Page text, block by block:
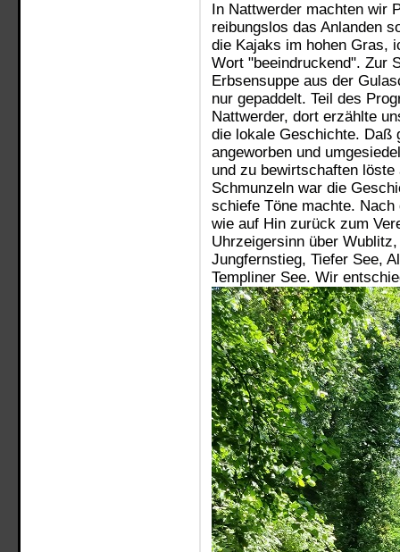
In Nattwerder machten wir
reibungslos das Anlanden
die Kajaks im hohen Gras,
Wort "beeindruckend". Zur
Erbsensuppe aus der
nur gepaddelt. Teil des
Nattwerder, dort erzählte
die lokale Geschichte. Daß
angeworben und
und zu bewirtschaften
Schmunzeln war die
schiefe Töne machte.
wie auf Hin zurück zum
Uhrzeigersinn über
Jungfernstieg, Tiefer See,
Templiner See. Wir